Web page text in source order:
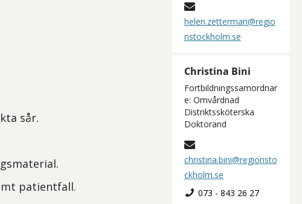
sår.
patientfall.
helen.zetterman@regio
nstockholm.se
Christina Bini
Fortbildningssamordnar
e: Omvårdnad
Distriktssköterska
Doktorand
christina.bini@regionsto
ckholm.se
073 - 843 26 27